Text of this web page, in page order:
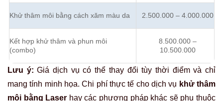
Khử thâm môi bằng cách xăm màu da 2.500.000 – 4.000.000
Kết hợp khử thâm và phun môi
(combo)
8.500.000 –
10.500.000
Lưu ý: Giá dịch vụ có thể thay đổi tùy thời điểm và chỉ
mang tính minh họa. Chi phí thực tế cho dịch vụ khử thâm
môi bằng Laser hay các phương pháp khác sẽ phụ thuộc